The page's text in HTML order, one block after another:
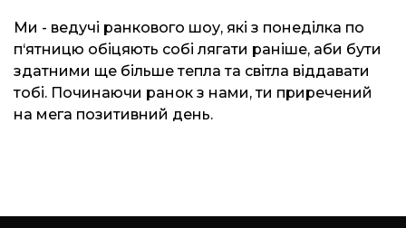
Ми - ведучі ранкового шоу, які з понеділка по
п‘ятницю обіцяють собі лягати раніше, аби бути
здатними ще більше тепла та світла віддавати
тобі. Починаючи ранок з нами, ти приречений
на мега позитивний день.